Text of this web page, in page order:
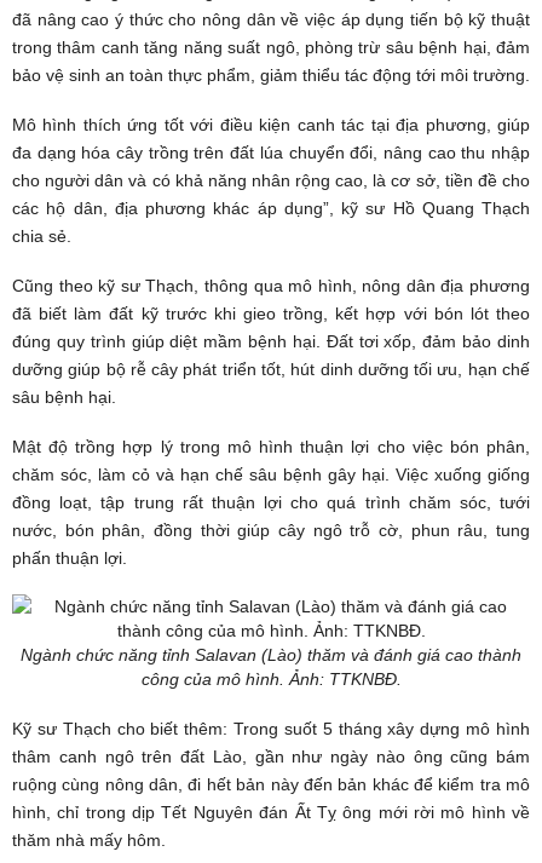
đã nâng cao ý thức cho nông dân về việc áp dụng tiến bộ kỹ thuật
trong thâm canh tăng năng suất ngô, phòng trừ sâu bệnh hại, đảm
bảo vệ sinh an toàn thực phẩm, giảm thiểu tác động tới môi trường.
Mô hình thích ứng tốt với điều kiện canh tác tại địa phương, giúp
đa dạng hóa cây trồng trên đất lúa chuyển đổi, nâng cao thu nhập
cho người dân và có khả năng nhân rộng cao, là cơ sở, tiền đề cho
các hộ dân, địa phương khác áp dụng”, kỹ sư Hồ Quang Thạch
chia sẻ.
Cũng theo kỹ sư Thạch, thông qua mô hình, nông dân địa phương
đã biết làm đất kỹ trước khi gieo trồng, kết hợp với bón lót theo
đúng quy trình giúp diệt mầm bệnh hại. Đất tơi xốp, đảm bảo dinh
dưỡng giúp bộ rễ cây phát triển tốt, hút dinh dưỡng tối ưu, hạn chế
sâu bệnh hại.
Mật độ trồng hợp lý trong mô hình thuận lợi cho việc bón phân,
chăm sóc, làm cỏ và hạn chế sâu bệnh gây hại. Việc xuống giống
đồng loạt, tập trung rất thuận lợi cho quá trình chăm sóc, tưới
nước, bón phân, đồng thời giúp cây ngô trỗ cờ, phun râu, tung
phấn thuận lợi.
Ngành chức năng tỉnh Salavan (Lào) thăm và đánh giá cao thành
công của mô hình. Ảnh: TTKNBĐ.
Kỹ sư Thạch cho biết thêm: Trong suốt 5 tháng xây dựng mô hình
thâm canh ngô trên đất Lào, gần như ngày nào ông cũng bám
ruộng cùng nông dân, đi hết bản này đến bản khác để kiểm tra mô
hình, chỉ trong dịp Tết Nguyên đán Ất Tỵ ông mới rời mô hình về
thăm nhà mấy hôm.